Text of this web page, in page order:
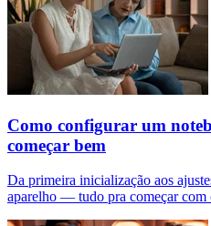
Como configurar um
começar bem
Da primeira inicialização aos
aparelho — tudo pra começar com